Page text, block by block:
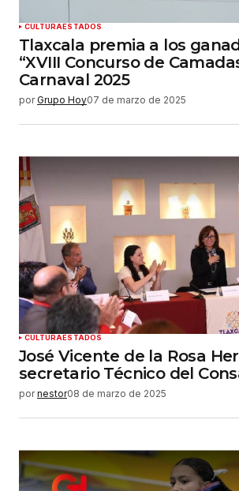
CULTURAESTADOS
Tlaxcala premia a los
“XVIII Concurso de
Carnaval 2025
por Grupo Hoy07 de marzo de 2025
CULTURAESTADOS
José Vicente de la Rosa
secretario Técnico del
por nestor08 de marzo de 2025